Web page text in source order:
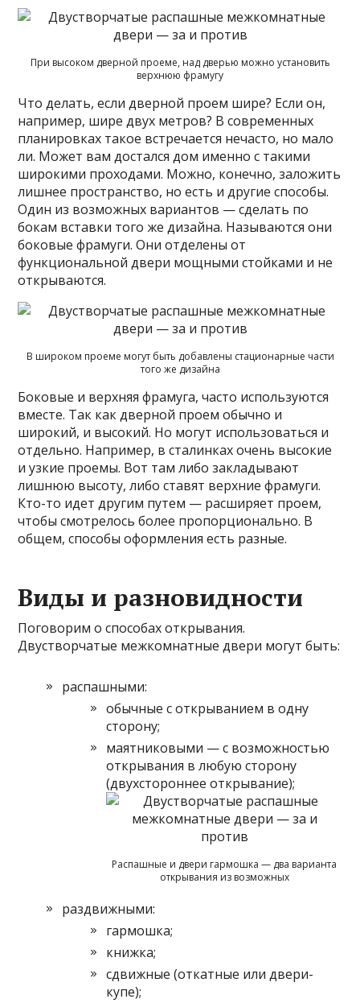
При высоком дверной проеме, над дверью можно установить
верхнюю фрамугу
Что делать, если дверной проем шире? Если он,
например, шире двух метров? В современных
планировках такое встречается нечасто, но мало
ли. Может вам достался дом именно с такими
широкими проходами. Можно, конечно, заложить
лишнее пространство, но есть и другие способы.
Один из возможных вариантов — сделать по
бокам вставки того же дизайна. Называются они
боковые фрамуги. Они отделены от
функциональной двери мощными стойками и не
открываются.
В широком проеме могут быть добавлены стационарные части
того же дизайна
Боковые и верхняя фрамуга, часто используются
вместе. Так как дверной проем обычно и
широкий, и высокий. Но могут использоваться и
отдельно. Например, в сталинках очень высокие
и узкие проемы. Вот там либо закладывают
лишнюю высоту, либо ставят верхние фрамуги.
Кто-то идет другим путем — расширяет проем,
чтобы смотрелось более пропорционально. В
общем, способы оформления есть разные.
Виды и разновидности
Поговорим о способах открывания.
Двустворчатые межкомнатные двери могут быть:
распашными:
обычные с открыванием в одну
сторону;
маятниковыми — с возможностью
открывания в любую сторону
(двухстороннее открывание);
Распашные и двери гармошка — два варианта
открывания из возможных
раздвижными:
гармошка;
книжка;
сдвижные (откатные или двери-
купе);